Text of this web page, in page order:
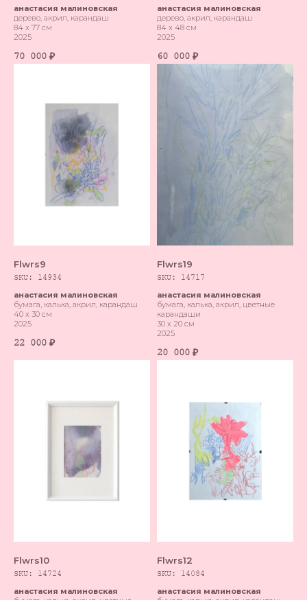
анастасия малиновская
дерево, акрил, карандаш
84 х 77 см
2025
70 000 ₽
анастасия малиновская
дерево, акрил, карандаш
84 х 48 см
2025
60 000 ₽
Flwrs9
SKU: 14934
анастасия малиновская
бумага, калька, акрил, карандаш
40 х 30 см
2025
22 000 ₽
Flwrs19
SKU: 14717
анастасия малиновская
бумага, калька, акрил, цветные
карандаши
30 х 20 см
2025
20 000 ₽
Flwrs10
SKU: 14724
анастасия малиновская
Flwrs12
SKU: 14084
анастасия малиновская